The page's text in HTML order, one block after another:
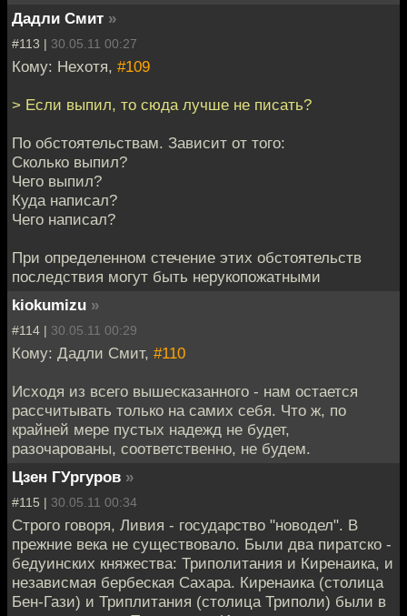
Дадли Смит »
#113 | 30.05.11 00:27
Кому: Нехотя, #109
> Если выпил, то сюда лучше не писать?
По обстоятельствам. Зависит от того:
Сколько выпил?
Чего выпил?
Куда написал?
Чего написал?
При определенном стечение этих обстоятельств
последствия могут быть нерукопожатными
kiokumizu »
#114 | 30.05.11 00:29
Кому: Дадли Смит, #110
Исходя из всего вышесказанного - нам остается
рассчитывать только на самих себя. Что ж, по
крайней мере пустых надежд не будет,
разочарованы, соответственно, не будем.
Цзен ГУргуров »
#115 | 30.05.11 00:34
Строго говоря, Ливия - государство "новодел". В
прежние века не существовало. Были два пиратско -
бедуинских княжества: Триполитания и Киренаика, и
независмая бербеская Сахара. Киренаика (столица
Бен-Гази) и Триплитания (столица Триполи) были в